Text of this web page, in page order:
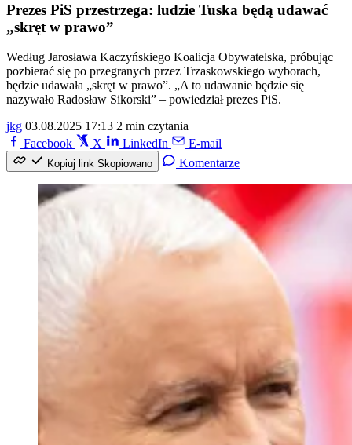
Prezes PiS przestrzega: ludzie Tuska będą udawać
„skręt w prawo”
Według Jarosława Kaczyńskiego Koalicja Obywatelska, próbując
pozbierać się po przegranych przez Trzaskowskiego wyborach,
będzie udawała „skręt w prawo”. „A to udawanie będzie się
nazywało Radosław Sikorski” – powiedział prezes PiS.
jkg 03.08.2025 17:13 2 min czytania
Facebook
X LinkedIn E-mail
Kopiuj link Skopiowano Komentarze